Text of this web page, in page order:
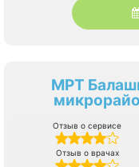
МРТ
Отзыв о сервисе
Отзыв о врачах